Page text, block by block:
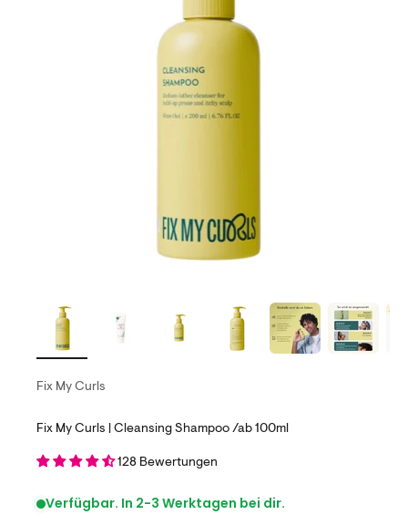
Fix My Curls
Fix My Curls | Cleansing Shampoo /ab 100ml
128 Bewertungen
Verfügbar. In 2-3 Werktagen bei dir.